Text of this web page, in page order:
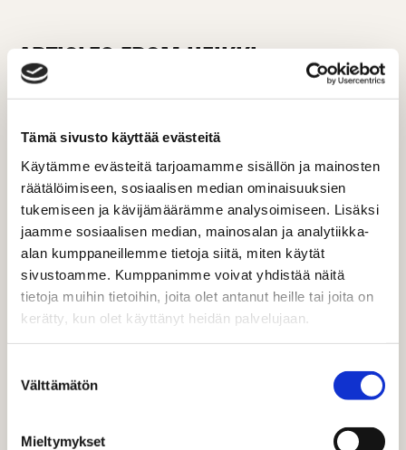
Tämä sivusto käyttää evästeitä
Käytämme evästeitä tarjoamamme sisällön ja mainosten
räätälöimiseen, sosiaalisen median ominaisuuksien
tukemiseen ja kävijämäärämme analysoimiseen. Lisäksi
jaamme sosiaalisen median, mainosalan ja analytiikka-
alan kumppaneillemme tietoja siitä, miten käytät
sivustoamme. Kumppanimme voivat yhdistää näitä
tietoja muihin tietoihin, joita olet antanut heille tai joita on
kerätty, kun olet käyttänyt heidän palvelujaan.
valinta
Välttämätön
Mieltymykset
ARTICLES FROM HEIKKI
BLOG
TikTok